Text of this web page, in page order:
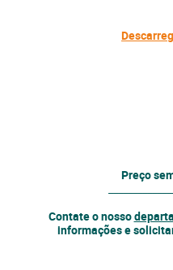
Preço
Contate o nosso
informações e